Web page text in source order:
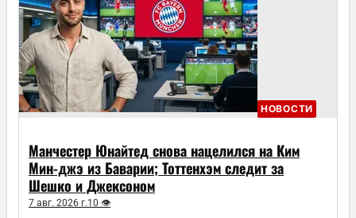
НОВОСТИ
Манчестер Юнайтед снова нацелился на Ким
Мин-джэ из Баварии; Тоттенхэм следит за
Шешко и Джексоном
7 авг. 2026 г.10 👁